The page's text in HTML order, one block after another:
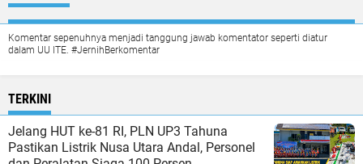
Komentar sepenuhnya menjadi tanggung jawab komentator seperti diatur
dalam UU ITE. #JernihBerkomentar
TERKINI
Jelang HUT ke-81 RI, PLN UP3 Tahuna
Pastikan Listrik Nusa Utara Andal, Personel